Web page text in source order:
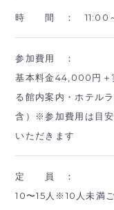
時 間 ： 11:00
参加費用 ：
基本料金44,000円＋
る館内案内・ホテル
含）※参加費用は目
いただきます
定 員 ：
10〜15人※10人未満